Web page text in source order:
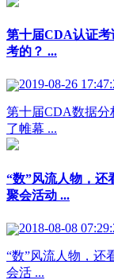
第十届CDA认证
考的？ ...
2019-08-26
第十届CDA数据分
了帷幕 ...
“数”风流人物，
聚会活动 ...
2018-08-08
“数”风流人物，还
会活 ...